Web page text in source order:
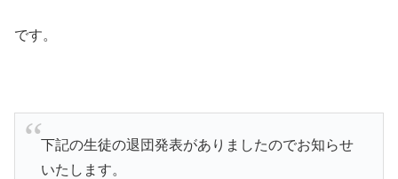
です。
下記の生徒の退団発表がありましたのでお知らせ
いたします。